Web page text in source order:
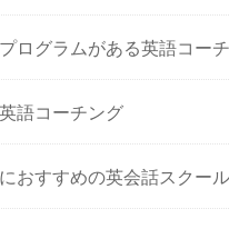
ログラムがある英語コー
語コーチング
おすすめの英会話スクール